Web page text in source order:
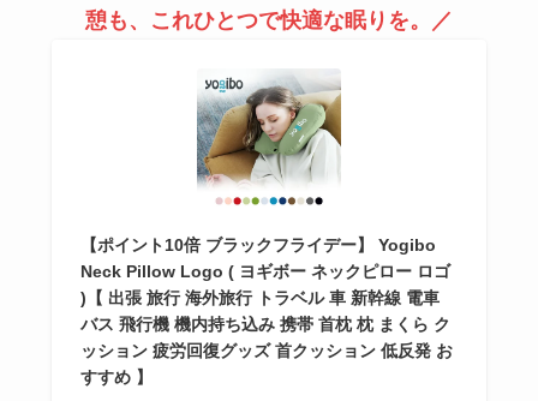
憩も、これひとつで快適な眠りを。／
【ポイント10倍 ブラックフライデー】 Yogibo
Neck Pillow Logo ( ヨギボー ネックピロー ロゴ
)【 出張 旅行 海外旅行 トラベル 車 新幹線 電車
バス 飛行機 機内持ち込み 携帯 首枕 枕 まくら ク
ッション 疲労回復グッズ 首クッション 低反発 お
すすめ 】